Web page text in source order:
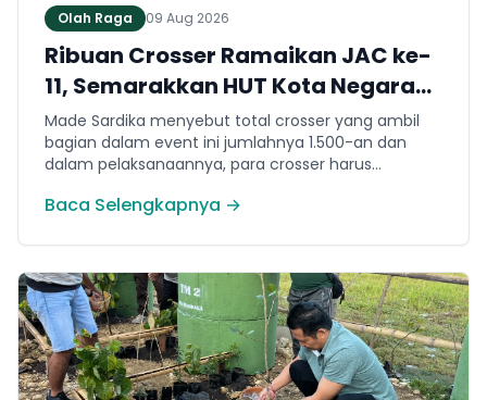
Olah Raga 09 Aug 2026
Ribuan Crosser Ramaikan JAC ke-
11, Semarakkan HUT Kota Negara
ke-131
Made Sardika menyebut total crosser yang ambil
bagian dalam event ini jumlahnya 1.500-an dan
dalam pelaksanaannya, para crosser harus
tanah, tanjakan, turunan hingga trek yang
Baca Selengkapnya →